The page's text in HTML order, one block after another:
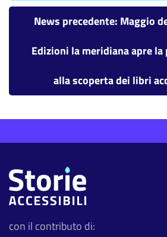
News precedente: Maggio
Edizioni la meridiana apre
alla scoperta dei libri
con il contributo di: